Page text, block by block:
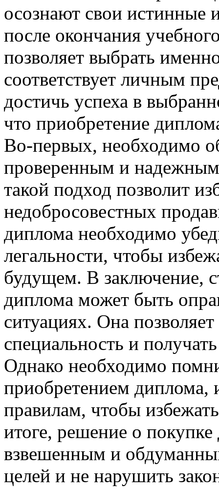
осознают свои истинные
после окончания
позволяет выбрать
соответствует личным
достичь успеха в
что приобретение
Во-первых, необходимо
проверенным и
такой подход позволит
недобросовестных
диплома необходимо
легальности, чтобы
будущем. В заключение,
диплома может быть
ситуациях. Она
специальность и
Однако необходимо
приобретением диплома,
правилам, чтобы
итоге, решение о
взвешенным и
целей и не нарушить